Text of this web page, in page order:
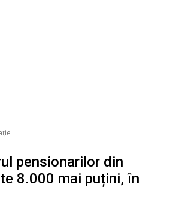
pensionarilor din
8.000 mai puțini, în